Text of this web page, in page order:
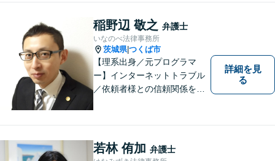
結果をご提供できるよう、誠
実・迅速・丁寧な事件処理を
心掛けています。
稲野辺 敬之 弁護士
いなのべ法律事務所
茨城県|つくば市
【理系出身／元プログラマ
ー】インターネットトラブル
／依頼者様との信頼関係を第
可】
詳細を見
る
若林 侑加 弁護士